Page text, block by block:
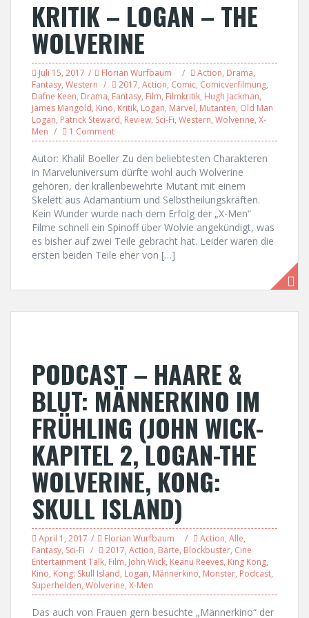
KRITIK – LOGAN – THE
WOLVERINE
Juli 15, 2017 Florian Wurfbaum Action, Drama,
Fantasy, Western 2017, Action, Comic, Comicverfilmung,
Dafne Keen, Drama, Fantasy, Film, Filmkritik, Hugh Jackman,
James Mangold, Kino, Kritik, Logan, Marvel, Mutanten, Old Man
Logan, Patrick Steward, Review, Sci-Fi, Western, Wolverine, X-
Men
1 Comment
Autor: Khalil Boeller Zu den beliebtesten Charakteren
in Marveluniversum dürfte wohl auch Wolverine
gehören, der krallenbewehrte Mutant mit einem
Skelett aus Adamantium und Selbstheilungskräften.
Kein Wunder wurde nach dem Erfolg der „X-Men“
Filme schnell ein Spinoff über Wolvie angekündigt, was
es bisher auf zwei Teile gebracht hat. Leider waren die
ersten beiden Teile eher von […]
PODCAST – HAARE &
BLUT: MÄNNERKINO IM
FRÜHLING (JOHN WICK-
KAPITEL 2, LOGAN-THE
WOLVERINE, KONG:
SKULL ISLAND)
April 1, 2017 Florian Wurfbaum Action, Alle,
Fantasy, Sci-Fi 2017, Action, Bärte, Blockbuster, Cine
Entertainment Talk, Film, John Wick, Keanu Reeves, King Kong,
Kino, Kong: Skull Island, Logan, Männerkino, Monster, Podcast,
Superhelden, Wolverine, X-Men
Das auch von Frauen gern besuchte „Männerkino“ der